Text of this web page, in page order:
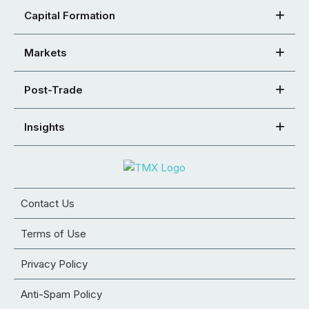
Capital Formation
Markets
Post-Trade
Insights
Contact Us
Terms of Use
Privacy Policy
Anti-Spam Policy